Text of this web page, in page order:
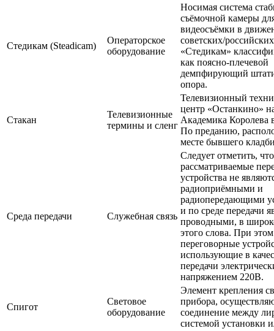
Стедикам (Steadicam)
Операторское
оборудование
Носимая система
съёмочной камеры
видеосъёмки в
советских/
«Стедикам»
как поясно-плечевой
демпфирующий
опора.
Стакан
Телевизионные
термины и сленг
Телевизионный
центр «Останкино»
Академика Королева
По преданию,
месте бывшего
Среда передачи Служебная связь
Следует отметить, что
рассматриваемые
устройства не
радиоприёмными и
радиопередающими
и по среде передачи
проводными, в
этого слова. При
переговорные
использующие в
передачи
напряжением 220В.
Спигот
Световое
оборудование
Элемент крепления
прибора,
соединение между
системой установки